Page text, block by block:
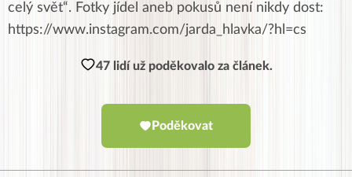
celý svět“. Fotky jídel aneb pokusů není nikdy dost:
https://www.instagram.com/jarda_hlavka/?hl=cs
47 lidí už poděkovalo za článek.
Poděkovat